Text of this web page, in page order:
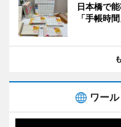
日本橋で
「手帳時
ワー